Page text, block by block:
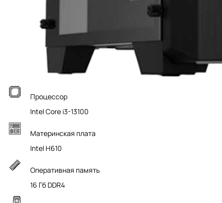
Процессор
Intel Core i3-13100
Материнская плата
Intel H610
Оперативная память
16 Гб DDR4